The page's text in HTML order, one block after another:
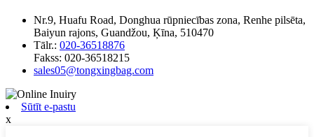
Nr.9, Huafu Road, Donghua rūpniecības zona, Renhe pilsēta,
Baiyun rajons, Guandžou, Ķīna, 510470
Tālr.: 020-36518876
Fakss: 020-36518215
sales05@tongxingbag.com
Sūtīt e-pastu
x